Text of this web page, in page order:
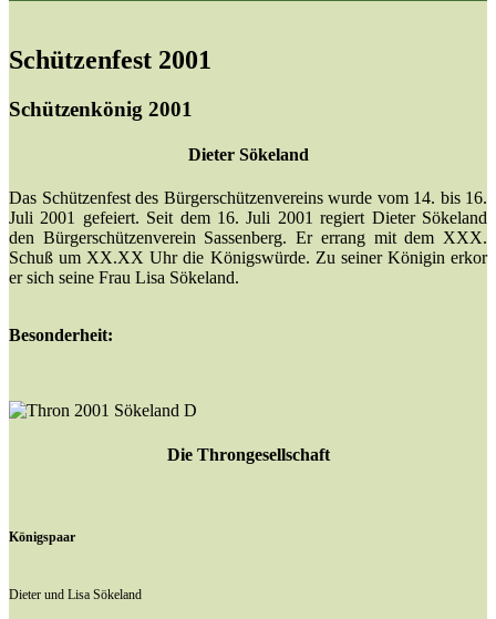
Schützenfest 2001
Schützenkönig 2001
Dieter Sökeland
Das Schützenfest des Bürgerschützenvereins wurde vom 14. bis 16.
Juli 2001 gefeiert. Seit dem 16. Juli 2001 regiert Dieter Sökeland
den Bürgerschützenverein Sassenberg. Er errang mit dem XXX.
Schuß um XX.XX Uhr die Königswürde. Zu seiner Königin erkor
er sich seine Frau Lisa Sökeland.
Besonderheit:
Die Throngesellschaft
Königspaar
Dieter und Lisa Sökeland